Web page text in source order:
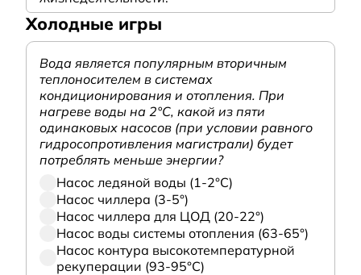
Холодные игры
Вода является популярным вторичным
теплоносителем в системах
кондиционирования и отопления. При
нагреве воды на 2°С, какой из пяти
одинаковых насосов (при условии равного
гидросопротивления магистрали) будет
потреблять меньше энергии?
Насос ледяной воды (1-2°С)
Насос чиллера (3-5°)
Насос чиллера для ЦОД (20-22°)
Насос воды системы отопления (63-65°)
Насос контура высокотемпературной
рекуперации (93-95°С)